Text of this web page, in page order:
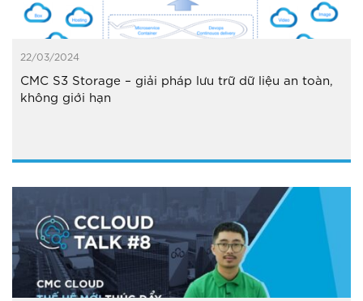
22/03/2024
CMC S3 Storage – giải pháp lưu trữ dữ liệu an toàn,
không giới hạn